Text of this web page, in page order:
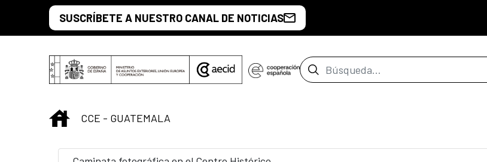
Saltar al contenido principal
SUSCRÍBETE A NUESTRO CANAL DE NOTICIAS
Barra de búsqueda
INICIO
CCE - GUATEMALA